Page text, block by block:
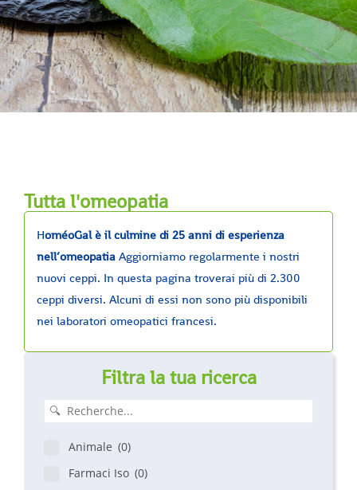
Tutta l'omeopatia
HoméoGal è il culmine di 25 anni di esperienza
nell’omeopatia Aggiorniamo regolarmente i nostri
nuovi ceppi. In questa pagina troverai più di 2.300
ceppi diversi. Alcuni di essi non sono più disponibili
nei laboratori omeopatici francesi.
Filtra la tua ricerca
Animale (0)
Farmaci Iso (0)